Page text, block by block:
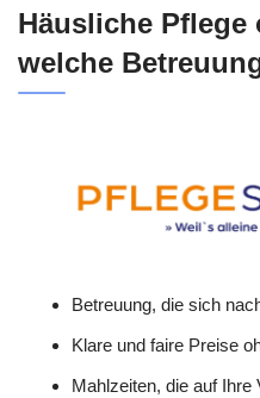
Häusliche Pflege
welche
Betreuung, die sich
Klare und faire Preise
Mahlzeiten, die auf